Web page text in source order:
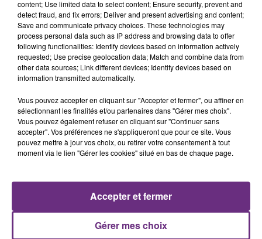
7 août 2026
LA CENTRALE NUCLÉAIRE DE CHOOZ
TOUJOURS À L'ARRÊT
Cela fait déjà une semaine que la centrale
nucléaire ardennaise est à l'arrêt. Une situation
présente.
LE MAGASIN JOUÉCLUB DE REIMS FERME
rémois. Le magasin JouéClub est contraint de
fermer ses portes.
content; Use limited data to select content; Ensure security, prevent and
detect fraud, and fix errors; Deliver and present advertising and content;
Save and communicate privacy choices. These technologies may
process personal data such as IP address and browsing data to offer
following functionalities: Identify devices based on information actively
requested; Use precise geolocation data; Match and combine data from
other data sources; Link different devices; Identify devices based on
information transmitted automatically.
Vous pouvez accepter en cliquant sur "Accepter et fermer", ou affiner en
sélectionnant les finalités et/ou partenaires dans "Gérer mes choix".
Vous pouvez également refuser en cliquant sur "Continuer sans
accepter". Vos préférences ne s'appliqueront que pour ce site. Vous
pouvez mettre à jour vos choix, ou retirer votre consentement à tout
moment via le lien "Gérer les cookies" situé en bas de chaque page.
Gérer mes choix
Accepter et fermer